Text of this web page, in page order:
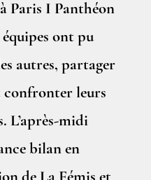
Paris I Panthéon
ont pu
autres, partager
confronter leurs
L’après-midi
bilan en